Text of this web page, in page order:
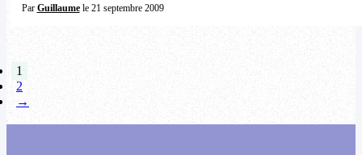
Par Guillaumele 21 septembre 2009
1
2
→